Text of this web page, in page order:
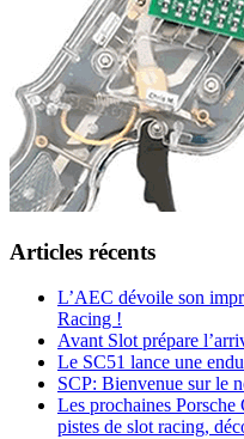
Articles récents
L’AEC dévoile son
Racing !
Avant Slot prépare
Le SC51 lance une
SCP: Bienvenue sur le
Les prochaines
pistes de slot racing,